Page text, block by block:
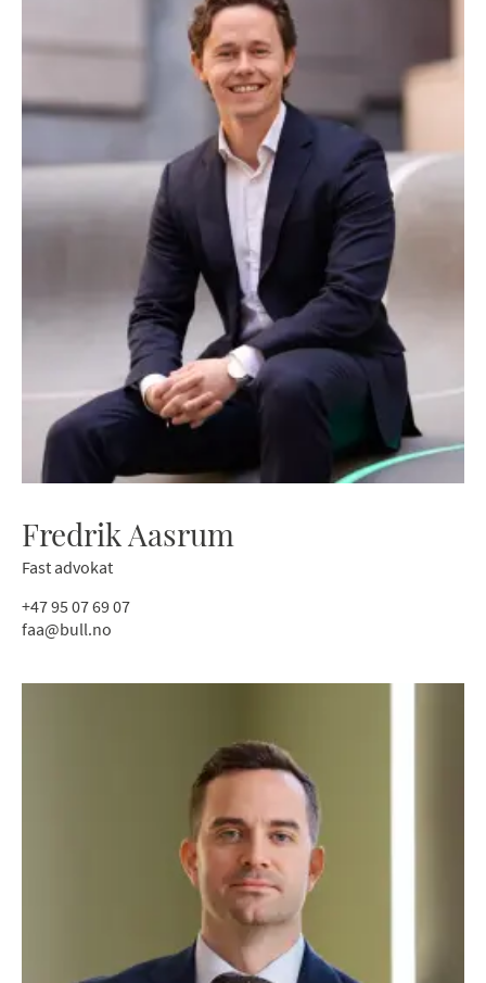
Fredrik Aasrum
Fast advokat
+47 95 07 69 07
faa@bull.no